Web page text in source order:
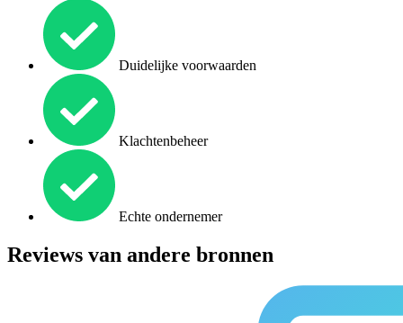
Duidelijke voorwaarden
Klachtenbeheer
Echte ondernemer
Reviews van andere bronnen